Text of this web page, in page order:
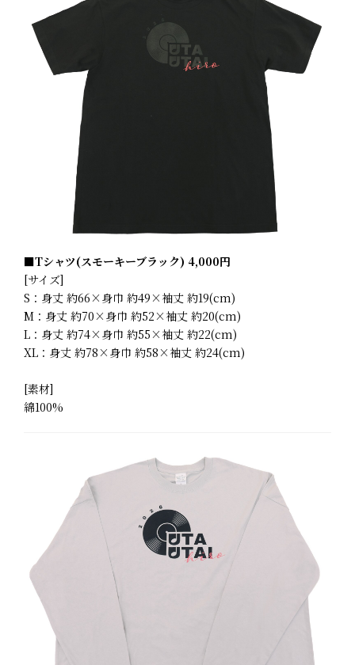
■Tシャツ(スモーキーブラック) 4,000円
[サイズ]
S：身丈 約66×身巾 約49×袖丈 約19(cm)
M：身丈 約70×身巾 約52×袖丈 約20(cm)
L：身丈 約74×身巾 約55×袖丈 約22(cm)
XL：身丈 約78×身巾 約58×袖丈 約24(cm)
[素材]
綿100%